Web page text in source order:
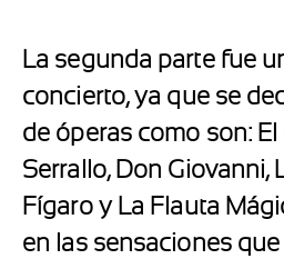
La segunda parte fue
concierto, ya que se
de óperas como son: El
Serrallo, Don Giovanni,
Fígaro y La Flauta
en las sensaciones